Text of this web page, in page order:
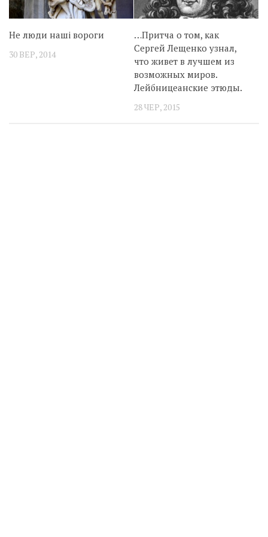
Не люди наші вороги
30 ВЕР, 2014
…Притча о том, как
Сергей Лещенко узнал,
что живет в лучшем из
возможных миров.
Лейбницеанские этюды.
28 ЧЕР, 2015